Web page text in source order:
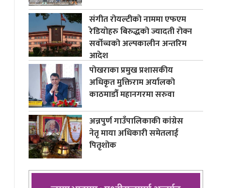
संगीत रोयल्टीको नाममा एफएम
रेडियोहरु बिरुद्धको ज्यादती रोक्न
सर्वोच्चको अल्पकालीन अन्तरिम
आदेश
पोखराका प्रमुख प्रशासकीय
अधिकृत मुक्तिराम अर्यालको
काठमाडौँ महानगरमा सरुवा
अन्नपुर्ण गाउँपालिकाकी कांग्रेस
नेतृ माया अधिकारी समेतलाई
पितृशोक